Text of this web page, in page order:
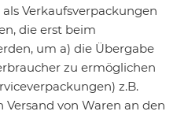
Verkaufsverpackungen
die erst beim
um a) die Übergabe
zu ermöglichen
z.B.
von Waren an den